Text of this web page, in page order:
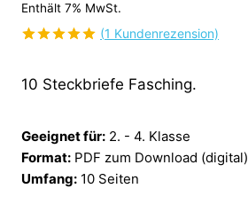
Enthält 7% MwSt.
von 5,
Kundenbewertung
(1 Kundenrezension)
10 Steckbriefe Fasching.
Geeignet für: 2. - 4. Klasse
Format: PDF zum Download (digital)
Umfang: 10 Seiten